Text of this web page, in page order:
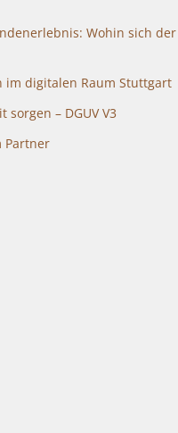
Wohin sich der
im digitalen Raum Stuttgart
– DGUV V3
Partner